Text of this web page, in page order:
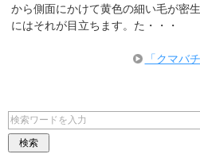
から側面にかけて黄色の細い毛が密
にはそれが目立ちます。た・・・
「クマバ